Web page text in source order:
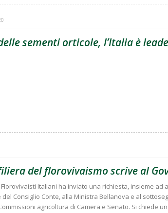
sementi orticole, l’Italia è
del florovivaismo scrive al
Italiani ha inviato una richiesta, insieme ad
Consiglio Conte, alla Ministra Bellanova e al
agricoltura di Camera e Senato. Si chiede